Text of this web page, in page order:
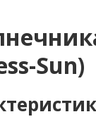
Sun)